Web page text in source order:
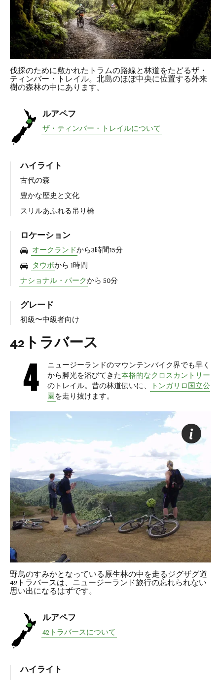
伐採のために敷かれたトラムの路線と林道をたどるザ・
ティンバー・トレイル。北島のほぼ中央に位置する外来
樹の森林の中にあります。
ルアペフ
ザ・ティンバー・トレイルについて
ハイライト
古代の森
豊かな歴史と文化
スリルあふれる吊り橋
ロケーション
オークランドから3時間15分
タウポから 1時間
ナショナル・パークから 50分
グレード
初級〜中級者向け
42トラバース
ニュージーランドのマウンテンバイク界でも早く
から脚光を浴びてきた本格的なクロスカントリー
のトレイル。昔の林道伝いに、
トンガリロ国立公
園 を走り抜けます。
野鳥のすみかとなっている原生林の中を走るジグザグ道
42トラバースは、ニュージーランド旅行の忘れられない
思い出になるはずです。
ルアペフ
42トラバースについて
ハイライト